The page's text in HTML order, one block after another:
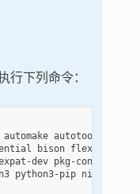
行下列命令：
automake autotools-dev
bison flex
dev pkg-config
python3-pip ninja-